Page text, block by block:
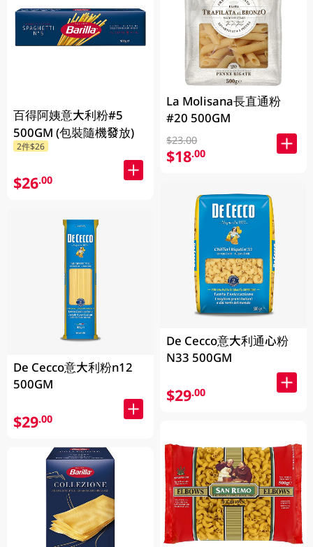
百得阿姨意大利粉#5
500GM (包裝隨機發放)
2件$26
$26.00
De Cecco意大利粉n12
500GM
$29.00
La Molisana長直通粉
#20 500GM
$23.00
$18.00
De Cecco意大利通心粉
N33 500GM
$29.00